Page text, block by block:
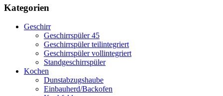
Kategorien
Geschirr
Geschirrspüler 45
Geschirrspüler teilintegriert
Geschirrspüler vollintegriert
Standgeschirrspüler
Kochen
Dunstabzugshaube
Einbauherd/Backofen